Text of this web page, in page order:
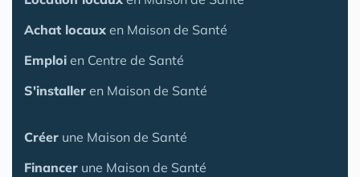
Achat locaux en Maison de Santé
Emploi en Centre de Santé
S'installer en Maison de Santé
Créer une Maison de Santé
Financer une Maison de Santé